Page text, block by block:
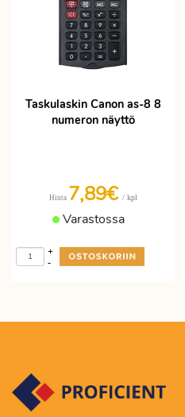
Taskulaskin Canon as-8 8
numeron näyttö
Hinta 7,89€ / kpl
Varastossa
-
+